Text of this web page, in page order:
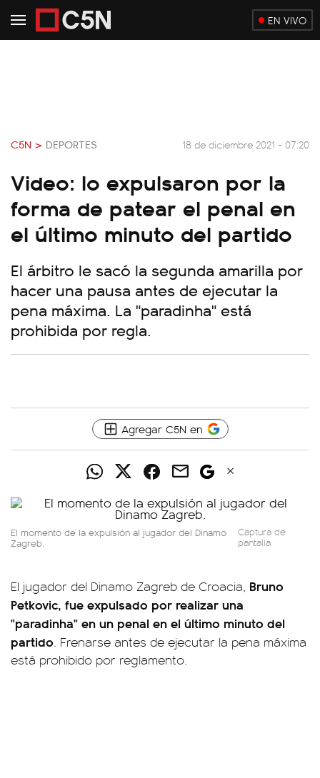
EN VIVO
C5N > DEPORTES 18 de diciembre 2021 - 07:20
Video: lo expulsaron por la
forma de patear el penal en
el último minuto del partido
El árbitro le sacó la segunda amarilla por
hacer una pausa antes de ejecutar la
pena máxima. La "paradinha" está
prohibida por regla.
Agregar C5N en
El momento de la expulsión al jugador del Dinamo
Zagreb.
Captura de
pantalla
El jugador del Dinamo Zagreb de Croacia, Bruno
Petkovic, fue expulsado por realizar una
"paradinha" en un penal en el último minuto del
partido. Frenarse antes de ejecutar la pena máxima
está prohibido por reglamento.